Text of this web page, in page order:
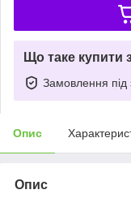
Що таке купити
Замовлення під
Опис
Опис